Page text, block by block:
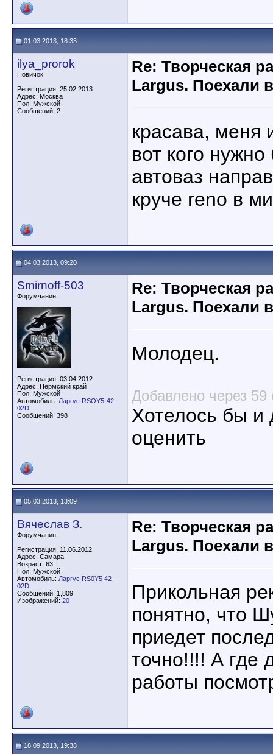
01.03.2013, 18:33
ilya_prorok
Новичок
Регистрация: 25.02.2013
Адрес: Москва
Пол: Мужской
Сообщений: 2
Re: Творческая
Largus. Поехали
красава, меня
вот кого
автоваз
круче reno в
04.03.2013, 09:20
Smirnoff-503
Форумчанин
Регистрация: 03.04.2012
Адрес: Пермский край
Пол: Мужской
Автомобиль: Ларгус RSOY5-42-
02D
Сообщений: 398
Re: Творческая
Largus. Поехали
Молодец.
Добавлено через 59
Хотелось бы и
оценить
05.03.2013, 13:09
Вячеслав З.
Форумчанин
Регистрация: 11.06.2012
Адрес: Самара
Возраст: 63
Пол: Мужской
Автомобиль: Ларгус RS0Y5 42-
02D
Сообщений: 1,809
Изображений: 20
Re: Творческая
Largus. Поехали
Прикольная
понятно, что
приедет
точно!!!! А где
работы
18.09.2013, 19:38